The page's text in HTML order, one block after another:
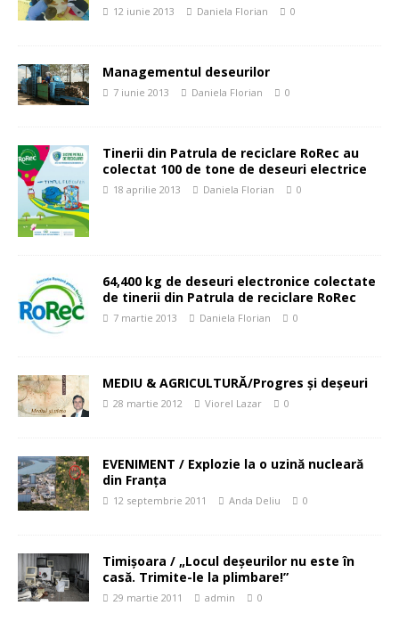
12 iunie 2013 Daniela Florian 0
Managementul deseurilor
7 iunie 2013 Daniela Florian 0
Tinerii din Patrula de reciclare RoRec au
colectat 100 de tone de deseuri electrice
18 aprilie 2013 Daniela Florian 0
64,400 kg de deseuri electronice colectate
de tinerii din Patrula de reciclare RoRec
7 martie 2013 Daniela Florian 0
MEDIU & AGRICULTURĂ/Progres şi deşeuri
28 martie 2012 Viorel Lazar 0
EVENIMENT / Explozie la o uzină nucleară
din Franța
12 septembrie 2011 Anda Deliu 0
Timişoara / „Locul deşeurilor nu este în
casă. Trimite-le la plimbare!”
29 martie 2011 admin 0